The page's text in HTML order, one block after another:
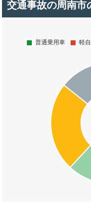
交通事故の周南市